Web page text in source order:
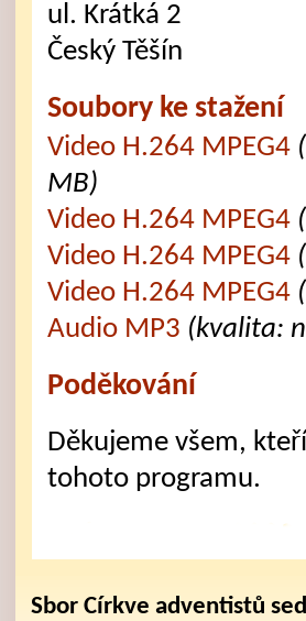
ul. Krátká 2
Český Těšín
Soubory ke stažení
Video H.264 MPEG4
MB)
Video H.264 MPEG4
Video H.264 MPEG4
Video H.264 MPEG4
Audio MP3 (kvalita:
Poděkování
Děkujeme všem,
tohoto programu.
Sbor Církve adventistů